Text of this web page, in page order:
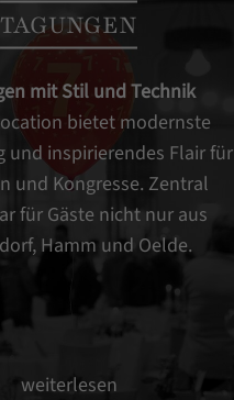
TAGUNGEN
mit Stil und Technik
bietet modernste
und inspirierendes Flair für
und Kongresse. Zentral
für Gäste nicht nur aus
Hamm und Oelde.
weiterlesen